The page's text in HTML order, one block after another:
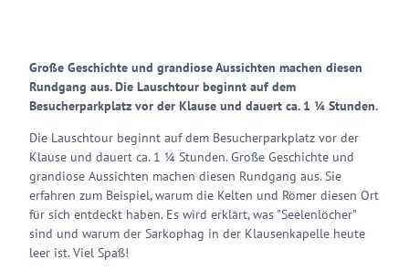
Große Geschichte und grandiose Aussichten machen diesen
Rundgang aus. Die Lauschtour beginnt auf dem
Besucherparkplatz vor der Klause und dauert ca. 1 ¼ Stunden.
Die Lauschtour beginnt auf dem Besucherparkplatz vor der
Klause und dauert ca. 1 ¼ Stunden. Große Geschichte und
grandiose Aussichten machen diesen Rundgang aus. Sie
erfahren zum Beispiel, warum die Kelten und Römer diesen Ort
für sich entdeckt haben. Es wird erklärt, was "Seelenlöcher"
sind und warum der Sarkophag in der Klausenkapelle heute
leer ist. Viel Spaß!